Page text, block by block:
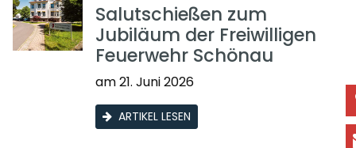
Salutschießen zum
Jubiläum der Freiwilligen
Feuerwehr Schönau
am 21. Juni 2026
ARTIKEL LESEN